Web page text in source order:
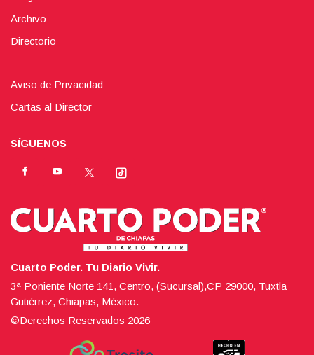
Archivo
Directorio
Aviso de Privacidad
Cartas al Director
SÍGUENOS
Cuarto Poder. Tu Diario Vivir.
3ª Poniente Norte 141, Centro, (Sucursal),CP 29000, Tuxtla
Gutiérrez, Chiapas, México.
©Derechos Reservados 2026